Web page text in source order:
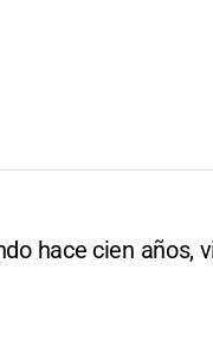
hace cien años,